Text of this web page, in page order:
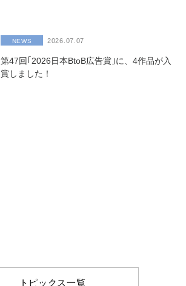
NEWS 2026.07.07
第47回｢2026日本BtoB広告賞｣に、4作品が入
賞しました！
トピックス一覧